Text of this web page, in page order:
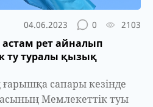
04.06.2023 0 2103
рет айналып
ту туралы қызық
сапары кезінде
Мемлекеттік туы